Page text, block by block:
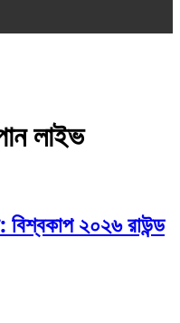
লাইভ
বিশ্বকাপ ২০২৬ রাউন্ড